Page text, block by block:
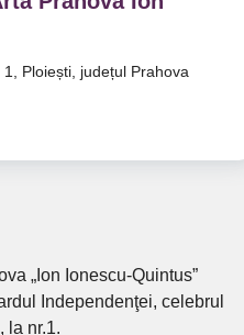
Ploiești, județul Prahova
„Ion Ionescu-Quintus”
Independenţei, celebrul
la nr.1.